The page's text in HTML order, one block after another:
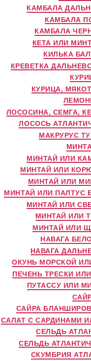
КАМБАЛА
КАМБАЛА
КАМБАЛА
КЕТА ИЛИ
КИЛЬКА
КРЕВЕТКА
КУРИЦА,
ЛОСОСИНА, СЕМГА,
ЛОСОСЬ
МАКРУРУС
МИНТАЙ ИЛИ
МИНТАЙ ИЛИ
МИНТАЙ ИЛИ
МИНТАЙ ИЛИ ПАЛТУС
МИНТАЙ ИЛИ
МИНТАЙ ИЛИ
МИНТАЙ ИЛИ
НАВАГА
НАВАГА
ОКУНЬ МОРСКОЙ
ПЕЧЕНЬ ТРЕСКИ
ПУТАССУ ИЛИ
САЙРА
САЛАТ С САРДИНАМИ
СЕЛЬДЬ
СЕЛЬДЬ
СКУМБРИЯ